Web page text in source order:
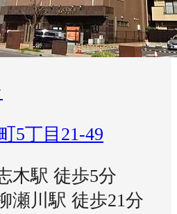
5丁目21-49
木駅 徒歩5分
瀬川駅 徒歩21分